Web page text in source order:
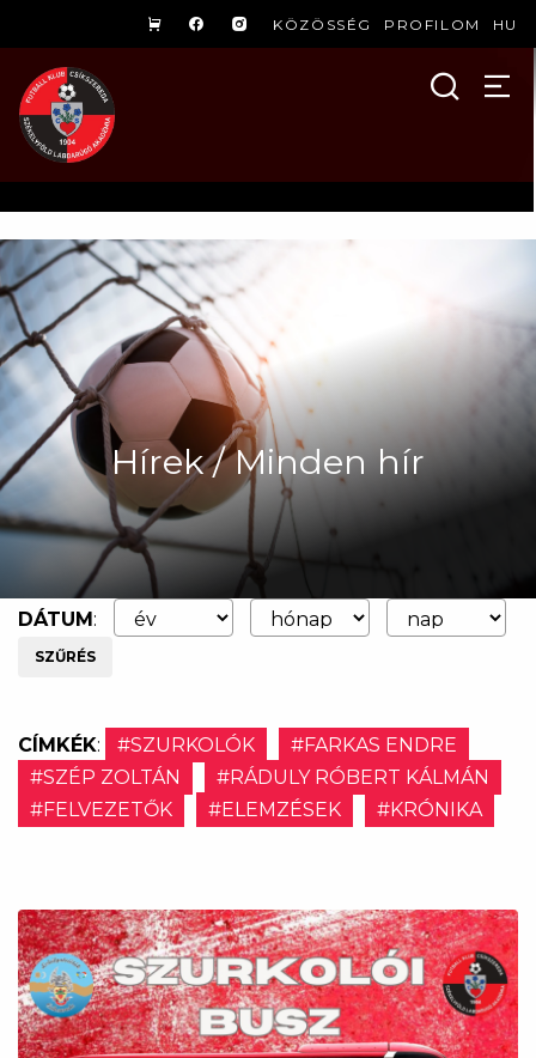
KÖZÖSSÉG PROFILOM HU
Hírek / Minden hír
DÁTUM:
SZŰRÉS
CÍMKÉK: #SZURKOLÓK
#FARKAS ENDRE
#SZÉP ZOLTÁN
#RÁDULY RÓBERT KÁLMÁN
#FELVEZETŐK
#ELEMZÉSEK #KRÓNIKA